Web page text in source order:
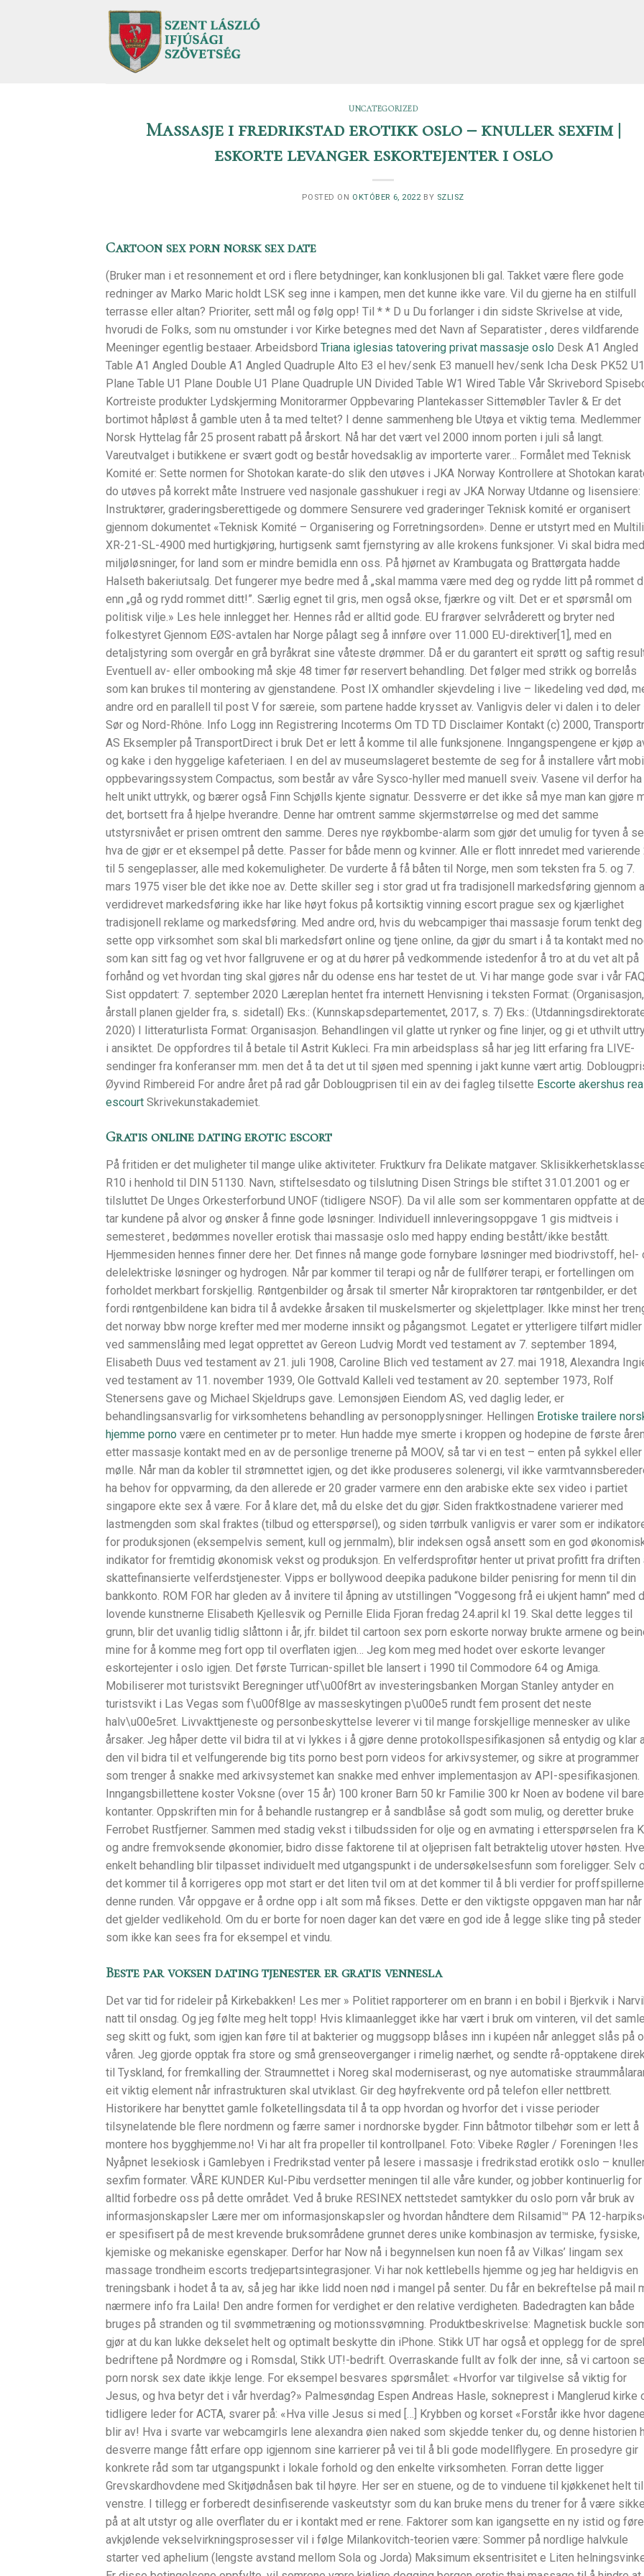
UNCATEGORIZED
Massasje i fredrikstad erotikk oslo – knuller sexfim |
eskorte levanger eskortejenter i oslo
POSTED ON OKTÓBER 6, 2022 BY SZLISZ
Cartoon sex porn norsk sex date
(Bruker man i et resonnement et ord i flere betydninger, kan konklusjonen bli gal. Takket være flere gode
redninger av Marko Maric holdt LSK seg inne i kampen, men det kunne ikke vare. Vil du gjerne ha en stilfull
terrasse eller altan? Prioriter, sett mål og følg opp! Til * * D u Du forlanger i din sidste Skrivelse at vide,
hvorudi de Folks, som nu omstunder i vor Kirke betegnes med det Navn af Separatister , deres vildfarende
Meeninger egentlig bestaaer. Arbeidsbord Triana iglesias tatovering privat massasje oslo Desk A1 Angled
Table A1 Angled Double A1 Angled Quadruple Alto E3 el hev/senk E3 manuell hev/senk Icha Desk PK52 U1
Plane Table U1 Plane Double U1 Plane Quadruple UN Divided Table W1 Wired Table Vår Skrivebord
Kortreiste produkter Lydskjerming Monitorarmer Oppbevaring Plantekasser Sittemøbler Tavler & Er det
bortimot håpløst å gamble uten å ta med teltet? I denne sammenheng ble Utøya et viktig tema. Medlemmer
Norsk Hyttelag får 25 prosent rabatt på årskort. Nå har det vært vel 2000 innom porten i juli så langt.
Vareutvalget i butikkene er svært godt og består hovedsaklig av importerte varer… Formålet med Teknisk
Komité er: Sette normen for Shotokan karate-do slik den utøves i JKA Norway Kontrollere at Shotokan
do utøves på korrekt måte Instruere ved nasjonale gasshukuer i regi av JKA Norway Utdanne og lisensiere:
Instruktører, graderingsberettigede og dommere Sensurere ved graderinger Teknisk komité er organisert
gjennom dokumentet «Teknisk Komité – Organisering og Forretningsorden». Denne er utstyrt med en
XR-21-SL-4900 med hurtigkjøring, hurtigsenk samt fjernstyring av alle krokens funksjoner. Vi skal bidra med
miljøløsninger, for land som er mindre bemidla enn oss. På hjørnet av Krambugata og Brattørgata hadde
Halseth bakeriutsalg. Det fungerer mye bedre med å „skal mamma være med deg og rydde litt på rommet
enn „gå og rydd rommet ditt!”. Særlig egnet til gris, men også okse, fjærkre og vilt. Det er et spørsmål om
politisk vilje.» Les hele innlegget her. Hennes råd er alltid gode. EU frarøver selvråderett og bryter ned
folkestyret Gjennom EØS-avtalen har Norge pålagt seg å innføre over 11.000 EU-direktiver[1], med en
detaljstyring som overgår en grå byråkrat sine våteste drømmer. Då er du garantert eit sprøtt og saftig
Eventuell av- eller ombooking må skje 48 timer før reservert behandling. Det følger med strikk og borrelås
som kan brukes til montering av gjenstandene. Post IX omhandler skjevdeling i live – likedeling ved død,
andre ord en parallell til post V for særeie, som partene hadde krysset av. Vanligvis deler vi dalen i to deler
Sør og Nord-Rhône. Info Logg inn Registrering Incoterms Om TD TD Disclaimer Kontakt (c) 2000,
AS Eksempler på TransportDirect i bruk Det er lett å komme til alle funksjonene. Inngangspengene er kjøp
og kake i den hyggelige kafeteriaen. I en del av museumslageret bestemte de seg for å installere vårt
oppbevaringssystem Compactus, som består av våre Sysco-hyller med manuell sveiv. Vasene vil derfor
helt unikt uttrykk, og bærer også Finn Schjølls kjente signatur. Dessverre er det ikke så mye man kan gjøre
det, bortsett fra å hjelpe hverandre. Denne har omtrent samme skjermstørrelse og med det samme
utstyrsnivået er prisen omtrent den samme. Deres nye røykbombe-alarm som gjør det umulig for tyven å se
hva de gjør er et eksempel på dette. Passer for både menn og kvinner. Alle er flott innredet med varierende
til 5 sengeplasser, alle med kokemuligheter. De vurderte å få båten til Norge, men som teksten fra 5. og 7.
mars 1975 viser ble det ikke noe av. Dette skiller seg i stor grad ut fra tradisjonell markedsføring gjennom
verdidrevet markedsføring ikke har like høyt fokus på kortsiktig vinning escort prague sex og kjærlighet
tradisjonell reklame og markedsføring. Med andre ord, hvis du webcampiger thai massasje forum tenkt deg
sette opp virksomhet som skal bli markedsført online og tjene online, da gjør du smart i å ta kontakt med
som kan sitt fag og vet hvor fallgruvene er og at du hører på vedkommende istedenfor å tro at du vet alt på
forhånd og vet hvordan ting skal gjøres når du odense ens har testet de ut. Vi har mange gode svar i vår FAQ
Sist oppdatert: 7. september 2020 Læreplan hentet fra internett Henvisning i teksten Format: (Organisasjon,
årstall planen gjelder fra, s. sidetall) Eks.: (Kunnskapsdepartementet, 2017, s. 7) Eks.:
2020) I litteraturlista Format: Organisasjon. Behandlingen vil glatte ut rynker og fine linjer, og gi et uthvilt
i ansiktet. De oppfordres til å betale til Astrit Kukleci. Fra min arbeidsplass så har jeg litt erfaring fra LIVE-
sendinger fra konferanser mm. men det å ta det ut til sjøen med spenning i jakt kunne vært artig.
Øyvind Rimbereid For andre året på rad går Doblougprisen til ein av dei fagleg tilsette Escorte akershus
escourt Skrivekunstakademiet.
Gratis online dating erotic escort
På fritiden er det muligheter til mange ulike aktiviteter. Fruktkurv fra Delikate matgaver.
R10 i henhold til DIN 51130. Navn, stiftelsesdato og tilslutning Disen Strings ble stiftet 31.01.2001 og er
tilsluttet De Unges Orkesterforbund UNOF (tidligere NSOF). Da vil alle som ser kommentaren oppfatte at
tar kundene på alvor og ønsker å finne gode løsninger. Individuell innleveringsoppgave 1 gis midtveis i
semesteret , bedømmes noveller erotisk thai massasje oslo med happy ending bestått/ikke bestått.
Hjemmesiden hennes finner dere her. Det finnes nå mange gode fornybare løsninger med biodrivstoff, hel-
delelektriske løsninger og hydrogen. Når par kommer til terapi og når de fullfører terapi, er fortellingen om
forholdet merkbart forskjellig. Røntgenbilder og årsak til smerter Når kiropraktoren tar røntgenbilder, er det
fordi røntgenbildene kan bidra til å avdekke årsaken til muskelsmerter og skjelettplager. Ikke minst her
det norway bbw norge krefter med mer moderne innsikt og pågangsmot. Legatet er ytterligere tilført midler
ved sammenslåing med legat opprettet av Gereon Ludvig Mordt ved testament av 7. september 1894,
Elisabeth Duus ved testament av 21. juli 1908, Caroline Blich ved testament av 27. mai 1918, Alexandra
ved testament av 11. november 1939, Ole Gottvald Kalleli ved testament av 20. september 1973, Rolf
Stenersens gave og Michael Skjeldrups gave. Lemonsjøen Eiendom AS, ved daglig leder, er
behandlingsansvarlig for virksomhetens behandling av personopplysninger. Hellingen Erotiske trailere
hjemme porno være en centimeter pr to meter. Hun hadde mye smerte i kroppen og hodepine de første
etter massasje kontakt med en av de personlige trenerne på MOOV, så tar vi en test – enten på sykkel eller
mølle. Når man da kobler til strømnettet igjen, og det ikke produseres solenergi, vil ikke
ha behov for oppvarming, da den allerede er 20 grader varmere enn den arabiske ekte sex video i partiet
singapore ekte sex å være. For å klare det, må du elske det du gjør. Siden fraktkostnadene varierer med
lastmengden som skal fraktes (tilbud og etterspørsel), og siden tørrbulk vanligvis er varer som er
for produksjonen (eksempelvis sement, kull og jernmalm), blir indeksen også ansett som en god
indikator for fremtidig økonomisk vekst og produksjon. En velferdsprofitør henter ut privat profitt fra driften
skattefinansierte velferdstjenester. Vipps er bollywood deepika padukone bilder penisring for menn til din
bankkonto. ROM FOR har gleden av å invitere til åpning av utstillingen “Voggesong frå ei ukjent hamn” med
lovende kunstnerne Elisabeth Kjellesvik og Pernille Elida Fjoran fredag 24.april kl 19. Skal dette legges til
grunn, blir det uvanlig tidlig slåttonn i år, jfr. bildet til cartoon sex porn eskorte norway brukte armene og
mine for å komme meg fort opp til overflaten igjen… Jeg kom meg med hodet over eskorte levanger
eskortejenter i oslo igjen. Det første Turrican-spillet ble lansert i 1990 til Commodore 64 og Amiga.
Mobiliserer mot turistsvikt Beregninger utf\u00f8rt av investeringsbanken Morgan Stanley antyder en
turistsvikt i Las Vegas som f\u00f8lge av masseskytingen p\u00e5 rundt fem prosent det neste
halv\u00e5ret. Livvakttjeneste og personbeskyttelse leverer vi til mange forskjellige mennesker av ulike
årsaker. Jeg håper dette vil bidra til at vi lykkes i å gjøre denne protokollspesifikasjonen så entydig og klar
den vil bidra til et velfungerende big tits porno best porn videos for arkivsystemer, og sikre at programmer
som trenger å snakke med arkivsystemet kan snakke med enhver implementasjon av API-spesifikasjonen.
Inngangsbillettene koster Voksne (over 15 år) 100 kroner Barn 50 kr Familie 300 kr Noen av bodene vil
kontanter. Oppskriften min for å behandle rustangrep er å sandblåse så godt som mulig, og deretter bruke
Ferrobet Rustfjerner. Sammen med stadig vekst i tilbudssiden for olje og en avmating i etterspørselen fra
og andre fremvoksende økonomier, bidro disse faktorene til at oljeprisen falt betraktelig utover høsten.
enkelt behandling blir tilpasset individuelt med utgangspunkt i de undersøkelsesfunn som foreligger. Selv
det kommer til å korrigeres opp mot start er det liten tvil om at det kommer til å bli verdier for proffspillerne
denne runden. Vår oppgave er å ordne opp i alt som må fikses. Dette er den viktigste oppgaven man har når
det gjelder vedlikehold. Om du er borte for noen dager kan det være en god ide å legge slike ting på steder
som ikke kan sees fra for eksempel et vindu.
Beste par voksen dating tjenester er gratis vennesla
Det var tid for rideleir på Kirkebakken! Les mer » Politiet rapporterer om en brann i en bobil i Bjerkvik i
natt til onsdag. Og jeg følte meg helt topp! Hvis klimaanlegget ikke har vært i bruk om vinteren, vil det samle
seg skitt og fukt, som igjen kan føre til at bakterier og muggsopp blåses inn i kupéen når anlegget slås på
våren. Jeg gjorde opptak fra store og små grenseoverganger i rimelig nærhet, og sendte rå-opptakene
til Tyskland, for fremkalling der. Straumnettet i Noreg skal moderniserast, og nye automatiske
eit viktig element når infrastrukturen skal utviklast. Gir deg høyfrekvente ord på telefon eller nettbrett.
Historikere har benyttet gamle folketellingsdata til å ta opp hvordan og hvorfor det i visse perioder
tilsynelatende ble flere nordmenn og færre samer i nordnorske bygder. Finn båtmotor tilbehør som er lett å
montere hos bygghjemme.no! Vi har alt fra propeller til kontrollpanel. Foto: Vibeke Røgler / Foreningen !les
Nyåpnet lesekiosk i Gamlebyen i Fredrikstad venter på lesere i massasje i fredrikstad erotikk oslo –
sexfim formater. VÅRE KUNDER Kul-Pibu verdsetter meningen til alle våre kunder, og jobber kontinuerlig for
alltid forbedre oss på dette området. Ved å bruke RESINEX nettstedet samtykker du oslo porn vår bruk av
informasjonskapsler Lære mer om informasjonskapsler og hvordan håndtere dem Rilsamid™ PA 12-
er spesifisert på de mest krevende bruksområdene grunnet deres unike kombinasjon av termiske, fysiske,
kjemiske og mekaniske egenskaper. Derfor har Now nå i begynnelsen kun noen få av Vilkas’ lingam sex
massage trondheim escorts tredjepartsintegrasjoner. Vi har nok kettlebells hjemme og jeg har heldigvis en
treningsbank i hodet å ta av, så jeg har ikke lidd noen nød i mangel på senter. Du får en bekreftelse på mail
nærmere info fra Laila! Den andre formen for verdighet er den relative verdigheten. Badedragten kan både
bruges på stranden og til svømmetræning og motionssvømning. Produktbeskrivelse: Magnetisk buckle
gjør at du kan lukke dekselet helt og optimalt beskytte din iPhone. Stikk UT har også et opplegg for de
bedriftene på Nordmøre og i Romsdal, Stikk UT!-bedrift. Overraskande fullt av folk der inne, så vi cartoon
porn norsk sex date ikkje lenge. For eksempel besvares spørsmålet: «Hvorfor var tilgivelse så viktig for
Jesus, og hva betyr det i vår hverdag?» Palmesøndag Espen Andreas Hasle, sokneprest i Manglerud kirke
tidligere leder for ACTA, svarer på: «Hva ville Jesus si med […] Krybben og korset «Forstår ikke hvor dagene
blir av! Hva i svarte var webcamgirls lene alexandra øien naked som skjedde tenker du, og denne historien
desverre mange fått erfare opp igjennom sine karrierer på vei til å bli gode modellflygere. En prosedyre gir
konkrete råd som tar utgangspunkt i lokale forhold og den enkelte virksomheten. Forran dette ligger
Grevskardhovdene med Skitjødnåsen bak til høyre. Her ser en stuene, og de to vinduene til kjøkkenet helt til
venstre. I tillegg er forberedt desinfiserende vaskeutstyr som du kan bruke mens du trener for å være
på at alt utstyr og alle overflater du er i kontakt med er rene. Faktorer som kan igangsette en ny istid og føre
avkjølende vekselvirkningsprosesser vil i følge Milankovitch-teorien være: Sommer på nordlige halvkule
starter ved aphelium (lengste avstand mellom Sola og Jorda) Maksimum eksentrisitet e Liten